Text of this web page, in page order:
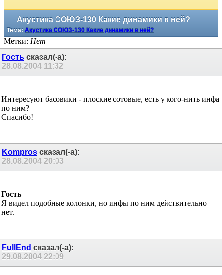
Акустика СОЮЗ-130 Какие динамики в ней?
Тема: Акустика СОЮЗ-130 Какие динамики в ней?
Метки: Нет
Гостьсказал(-а):
28.08.2004
Интересуют басовики - плоские сотовые, есть у кого-нить инфа
по ним?
Спасибо!
Komprosсказал(-а):
28.08.200420:03
Гость
Я видел подобные колонки, но инфы по ним действительно
нет.
FullEndсказал(-а):
29.08.2004